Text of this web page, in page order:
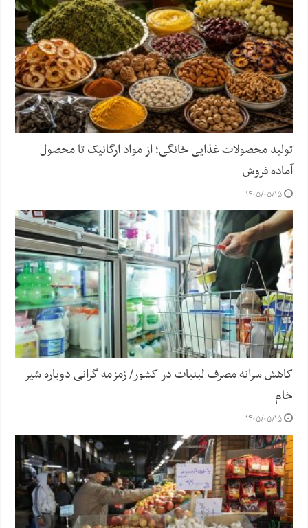
تولید محصولات غذایی خانگی؛ از مواد ارگانیک تا محصول
آماده فروش
۱۴۰۵/۰۵/۱۵
کاهش سرانه مصرف لبنیات در کشور/ زمزمه گرانی دوباره شیر
خام
۱۴۰۵/۰۵/۱۵